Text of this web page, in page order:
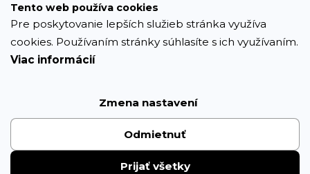
Prejsť
obsahu
Tento web používa cookies
Pre poskytovanie lepších služieb stránka využíva
cookies. Používaním stránky súhlasíte s ich využívaním.
Viac informácií
Zmena nastavení
Odmietnuť
Prijať všetky